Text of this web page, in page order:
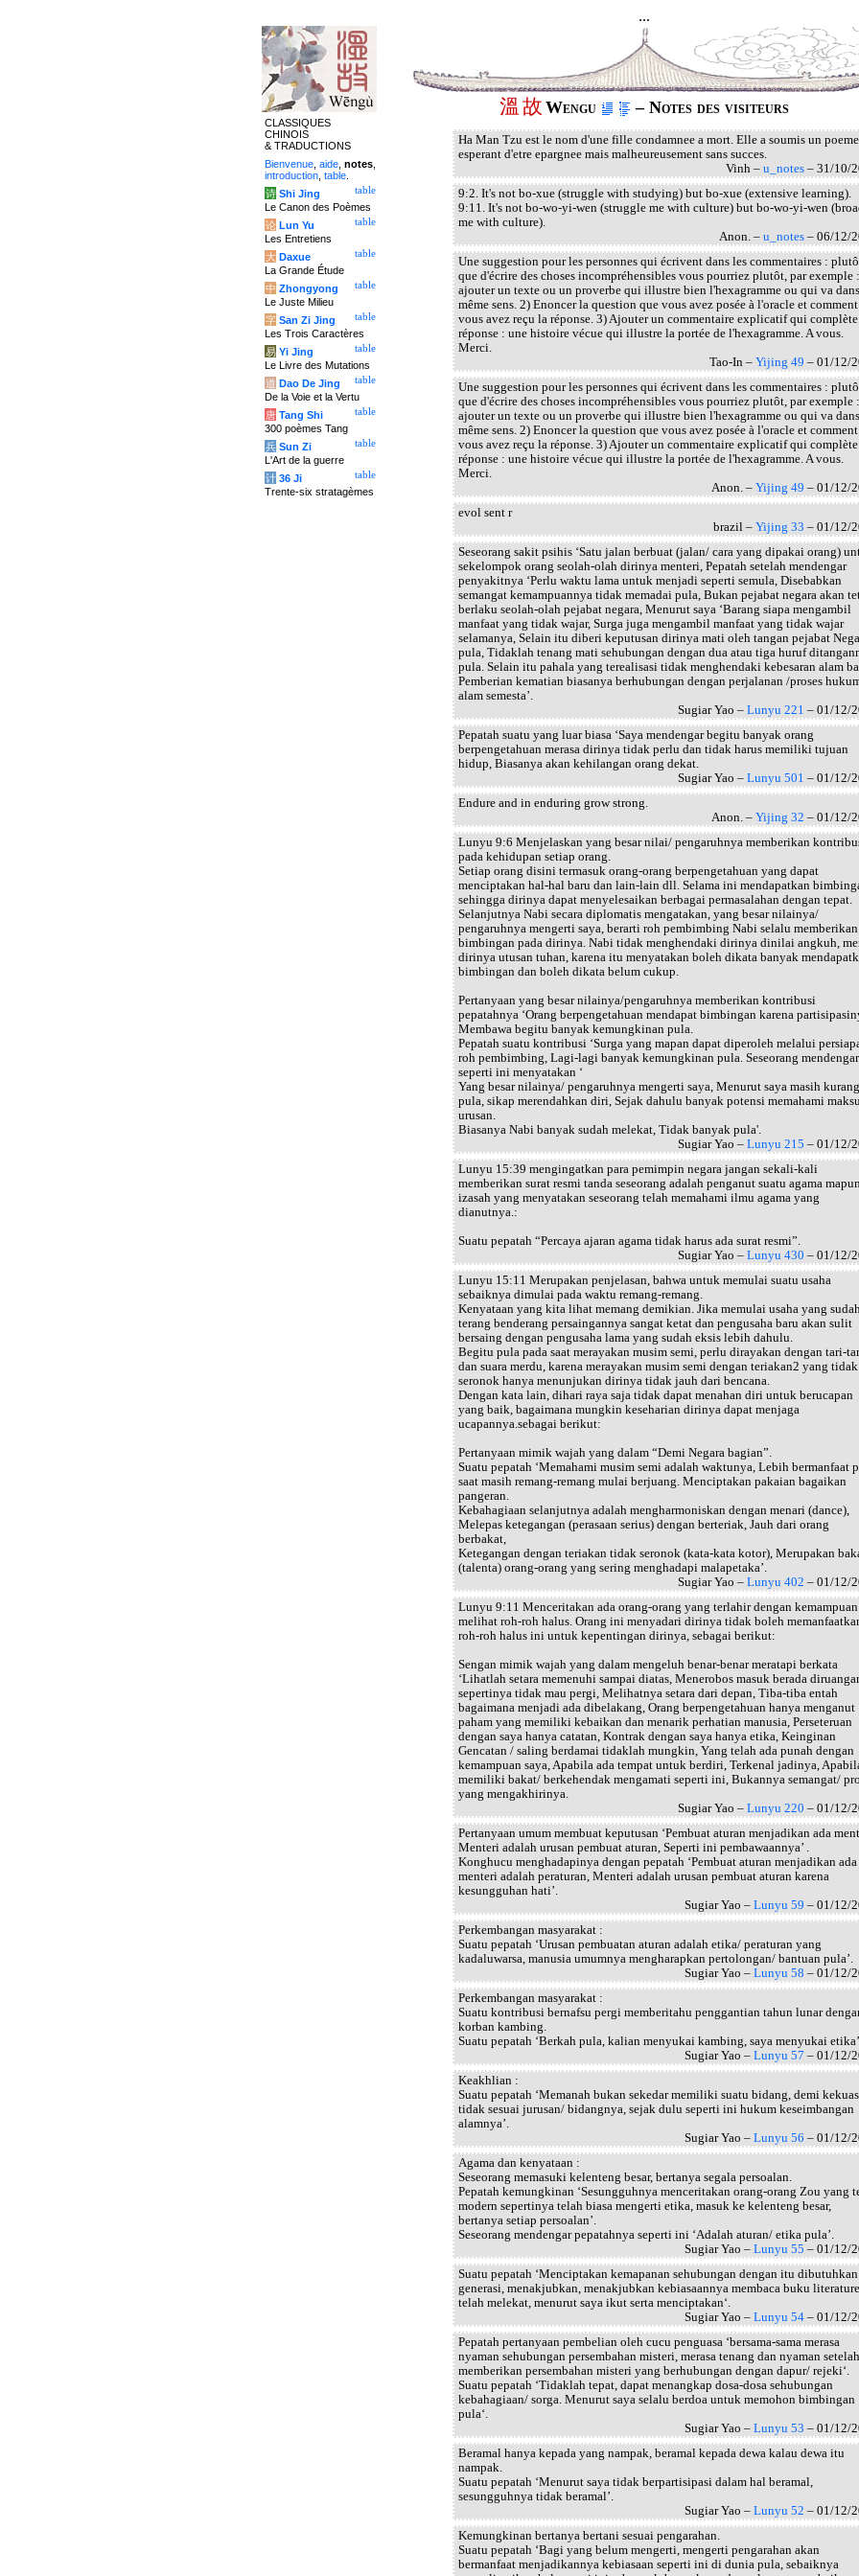
...
溫 故 Wengu – Notes des visiteurs
Ha Man Tzu est le nom d'une fille condamnee a mort. Elle a soumis un poeme
esperant d'etre epargnee mais malheureusement sans succes.
Vinh – u_notes – 31/10/
9:2. It's not bo-xue (struggle with studying) but bo-xue (extensive learning).
9:11. It's not bo-wo-yi-wen (struggle me with culture) but bo-wo-yi-wen
me with culture).
Anon. – u_notes – 06/12/
Une suggestion pour les personnes qui écrivent dans les commentaires :
que d'écrire des choses incompréhensibles vous pourriez plutôt, par exemple
ajouter un texte ou un proverbe qui illustre bien l'hexagramme ou qui va
même sens. 2) Enoncer la question que vous avez posée à l'oracle et comment
vous avez reçu la réponse. 3) Ajouter un commentaire explicatif qui
réponse : une histoire vécue qui illustre la portée de l'hexagramme. A vous.
Merci.
Tao-In – Yijing 49 – 01/12/
Une suggestion pour les personnes qui écrivent dans les commentaires :
que d'écrire des choses incompréhensibles vous pourriez plutôt, par exemple
ajouter un texte ou un proverbe qui illustre bien l'hexagramme ou qui va
même sens. 2) Enoncer la question que vous avez posée à l'oracle et comment
vous avez reçu la réponse. 3) Ajouter un commentaire explicatif qui
réponse : une histoire vécue qui illustre la portée de l'hexagramme. A vous.
Merci.
Anon. – Yijing 49 – 01/12/
evol sent r
brazil – Yijing 33 – 01/12/
Seseorang sakit psihis ‘Satu jalan berbuat (jalan/ cara yang dipakai orang)
sekelompok orang seolah-olah dirinya menteri, Pepatah setelah mendengar
penyakitnya ‘Perlu waktu lama untuk menjadi seperti semula, Disebabkan
semangat kemampuannya tidak memadai pula, Bukan pejabat negara akan
berlaku seolah-olah pejabat negara, Menurut saya ‘Barang siapa mengambil
manfaat yang tidak wajar, Surga juga mengambil manfaat yang tidak wajar
selamanya, Selain itu diberi keputusan dirinya mati oleh tangan pejabat
pula, Tidaklah tenang mati sehubungan dengan dua atau tiga huruf
pula. Selain itu pahala yang terealisasi tidak menghendaki kebesaran alam
Pemberian kematian biasanya berhubungan dengan perjalanan /proses
alam semesta’.
Sugiar Yao – Lunyu 221 – 01/12/
Pepatah suatu yang luar biasa ‘Saya mendengar begitu banyak orang
berpengetahuan merasa dirinya tidak perlu dan tidak harus memiliki tujuan
hidup, Biasanya akan kehilangan orang dekat.
Sugiar Yao – Lunyu 501 – 01/12/
Endure and in enduring grow strong.
Anon. – Yijing 32 – 01/12/
Lunyu 9:6 Menjelaskan yang besar nilai/ pengaruhnya memberikan
pada kehidupan setiap orang.
Setiap orang disini termasuk orang-orang berpengetahuan yang dapat
menciptakan hal-hal baru dan lain-lain dll. Selama ini mendapatkan
sehingga dirinya dapat menyelesaikan berbagai permasalahan dengan tepat.
Selanjutnya Nabi secara diplomatis mengatakan, yang besar nilainya/
pengaruhnya mengerti saya, berarti roh pembimbing Nabi selalu memberikan
bimbingan pada dirinya. Nabi tidak menghendaki dirinya dinilai angkuh,
dirinya utusan tuhan, karena itu menyatakan boleh dikata banyak
bimbingan dan boleh dikata belum cukup.
Pertanyaan yang besar nilainya/pengaruhnya memberikan kontribusi
pepatahnya ‘Orang berpengetahuan mendapat bimbingan karena
Membawa begitu banyak kemungkinan pula.
Pepatah suatu kontribusi ‘Surga yang mapan dapat diperoleh melalui
roh pembimbing, Lagi-lagi banyak kemungkinan pula. Seseorang mendengar
seperti ini menyatakan ‘
Yang besar nilainya/ pengaruhnya mengerti saya, Menurut saya masih kurang
pula, sikap merendahkan diri, Sejak dahulu banyak potensi memahami
urusan.
Biasanya Nabi banyak sudah melekat, Tidak banyak pula'.
Sugiar Yao – Lunyu 215 – 01/12/
Lunyu 15:39 mengingatkan para pemimpin negara jangan sekali-kali
memberikan surat resmi tanda seseorang adalah penganut suatu agama
izasah yang menyatakan seseorang telah memahami ilmu agama yang
dianutnya.:
Suatu pepatah “Percaya ajaran agama tidak harus ada surat resmi”.
Sugiar Yao – Lunyu 430 – 01/12/
Lunyu 15:11 Merupakan penjelasan, bahwa untuk memulai suatu usaha
sebaiknya dimulai pada waktu remang-remang.
Kenyataan yang kita lihat memang demikian. Jika memulai usaha yang
terang benderang persaingannya sangat ketat dan pengusaha baru akan sulit
bersaing dengan pengusaha lama yang sudah eksis lebih dahulu.
Begitu pula pada saat merayakan musim semi, perlu dirayakan dengan tari-
dan suara merdu, karena merayakan musim semi dengan teriakan2 yang tidak
seronok hanya menunjukan dirinya tidak jauh dari bencana.
Dengan kata lain, dihari raya saja tidak dapat menahan diri untuk berucapan
yang baik, bagaimana mungkin keseharian dirinya dapat menjaga
ucapannya.sebagai berikut:
Pertanyaan mimik wajah yang dalam “Demi Negara bagian”.
Suatu pepatah ‘Memahami musim semi adalah waktunya, Lebih bermanfaat
saat masih remang-remang mulai berjuang. Menciptakan pakaian bagaikan
pangeran.
Kebahagiaan selanjutnya adalah mengharmoniskan dengan menari (dance),
Melepas ketegangan (perasaan serius) dengan berteriak, Jauh dari orang
berbakat,
Ketegangan dengan teriakan tidak seronok (kata-kata kotor), Merupakan
(talenta) orang-orang yang sering menghadapi malapetaka’.
Sugiar Yao – Lunyu 402 – 01/12/
Lunyu 9:11 Menceritakan ada orang-orang yang terlahir dengan kemampuan
melihat roh-roh halus. Orang ini menyadari dirinya tidak boleh
roh-roh halus ini untuk kepentingan dirinya, sebagai berikut:
Sengan mimik wajah yang dalam mengeluh benar-benar meratapi berkata
‘Lihatlah setara memenuhi sampai diatas, Menerobos masuk berada
sepertinya tidak mau pergi, Melihatnya setara dari depan, Tiba-tiba entah
bagaimana menjadi ada dibelakang, Orang berpengetahuan hanya menganut
paham yang memiliki kebaikan dan menarik perhatian manusia, Perseteruan
dengan saya hanya catatan, Kontrak dengan saya hanya etika, Keinginan
Gencatan / saling berdamai tidaklah mungkin, Yang telah ada punah dengan
kemampuan saya, Apabila ada tempat untuk berdiri, Terkenal jadinya,
memiliki bakat/ berkehendak mengamati seperti ini, Bukannya semangat/
yang mengakhirinya.
Sugiar Yao – Lunyu 220 – 01/12/
Pertanyaan umum membuat keputusan ‘Pembuat aturan menjadikan ada
Menteri adalah urusan pembuat aturan, Seperti ini pembawaannya’ .
Konghucu menghadapinya dengan pepatah ‘Pembuat aturan menjadikan ada
menteri adalah peraturan, Menteri adalah urusan pembuat aturan karena
kesungguhan hati’.
Sugiar Yao – Lunyu 59 – 01/12/
Perkembangan masyarakat :
Suatu pepatah ‘Urusan pembuatan aturan adalah etika/ peraturan yang
kadaluwarsa, manusia umumnya mengharapkan pertolongan/ bantuan pula’.
Sugiar Yao – Lunyu 58 – 01/12/
Perkembangan masyarakat :
Suatu kontribusi bernafsu pergi memberitahu penggantian tahun lunar
korban kambing.
Suatu pepatah ‘Berkah pula, kalian menyukai kambing, saya menyukai
Sugiar Yao – Lunyu 57 – 01/12/
Keakhlian :
Suatu pepatah ‘Memanah bukan sekedar memiliki suatu bidang, demi
tidak sesuai jurusan/ bidangnya, sejak dulu seperti ini hukum keseimbangan
alamnya’.
Sugiar Yao – Lunyu 56 – 01/12/
Agama dan kenyataan :
Seseorang memasuki kelenteng besar, bertanya segala persoalan.
Pepatah kemungkinan ‘Sesungguhnya menceritakan orang-orang Zou yang
modern sepertinya telah biasa mengerti etika, masuk ke kelenteng besar,
bertanya setiap persoalan’.
Seseorang mendengar pepatahnya seperti ini ‘Adalah aturan/ etika pula’.
Sugiar Yao – Lunyu 55 – 01/12/
Suatu pepatah ‘Menciptakan kemapanan sehubungan dengan itu dibutuhkan
generasi, menakjubkan, menakjubkan kebiasaannya membaca buku literature
telah melekat, menurut saya ikut serta menciptakan‘.
Sugiar Yao – Lunyu 54 – 01/12/
Pepatah pertanyaan pembelian oleh cucu penguasa ‘bersama-sama merasa
nyaman sehubungan persembahan misteri, merasa tenang dan nyaman setelah
memberikan persembahan misteri yang berhubungan dengan dapur/ rejeki‘.
Suatu pepatah ‘Tidaklah tepat, dapat menangkap dosa-dosa sehubungan
kebahagiaan/ sorga. Menurut saya selalu berdoa untuk memohon bimbingan
pula‘.
Sugiar Yao – Lunyu 53 – 01/12/
Beramal hanya kepada yang nampak, beramal kepada dewa kalau dewa itu
nampak.
Suatu pepatah ‘Menurut saya tidak berpartisipasi dalam hal beramal,
sesungguhnya tidak beramal’.
Sugiar Yao – Lunyu 52 – 01/12/
Kemungkinan bertanya bertani sesuai pengarahan.
Suatu pepatah ‘Bagi yang belum mengerti, mengerti pengarahan akan
bermanfaat menjadikannya kebiasaan seperti ini di dunia pula, sebaiknya
CLASSIQUES
CHINOIS
& TRADUCTIONS
Bienvenue aide notes
introduction table
table
诗 Shi Jing
Le Canon des Poèmes
table
论 Lun Yu
Les Entretiens
table
大 Daxue
La Grande Étude
table
中 Zhongyong
Le Juste Milieu
table
字 San Zi Jing
Les Trois Caractères
table
易 Yi Jing
Le Livre des Mutations
table
道 Dao De Jing
De la Voie et la Vertu
table
唐 Tang Shi
300 poèmes Tang
table
兵 Sun Zi
L'Art de la guerre
table
计 36 Ji
Trente-six stratagèmes